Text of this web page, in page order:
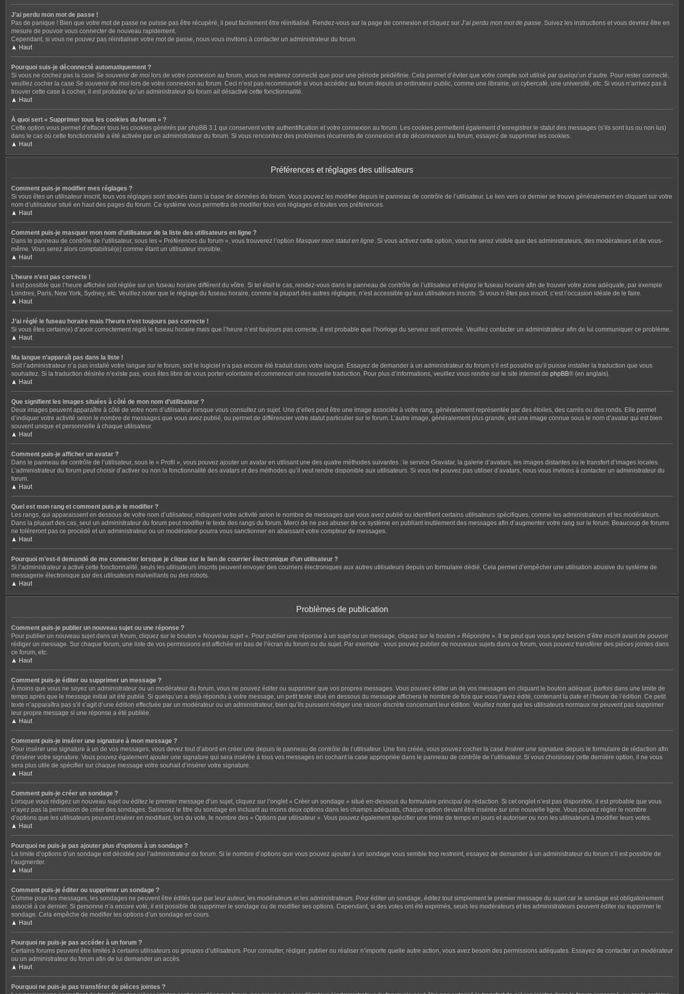
J’ai perdu mon mot de passe !
Pas de panique ! Bien que votre mot de passe ne puisse pas être récupéré, il peut facilement être réinitialisé. Rendez-vous sur la page de connexion et cliquez sur J’ai perdu mon mot de passe. Suivez les instructions et vous devriez être en
mesure de pouvoir vous connecter de nouveau rapidement.
Cependant, si vous ne pouvez pas réinitialiser votre mot de passe, nous vous invitons à contacter un administrateur du forum.
Haut
Pourquoi suis-je déconnecté automatiquement ?
Si vous ne cochez pas la case Se souvenir de moi lors de votre connexion au forum, vous ne resterez connecté que pour une période prédéfinie. Cela permet d’éviter que votre compte soit utilisé par quelqu’un d’autre. Pour rester connecté,
veuillez cocher la case Se souvenir de moi lors de votre connexion au forum. Ceci n’est pas recommandé si vous accédez au forum depuis un ordinateur public, comme une librairie, un cybercafé, une université, etc. Si vous n’arrivez pas à
trouver cette case à cocher, il est probable qu’un administrateur du forum ait désactivé cette fonctionnalité.
Haut
À quoi sert « Supprimer tous les cookies du forum » ?
Cette option vous permet d’effacer tous les cookies générés par phpBB 3.1 qui conservent votre authentification et votre connexion au forum. Les cookies permettent également d’enregistrer le statut des messages (s’ils sont lus ou non lus)
dans le cas où cette fonctionnalité a été activée par un administrateur du forum. Si vous rencontrez des problèmes récurrents de connexion et de déconnexion au forum, essayez de supprimer les cookies.
Haut
Préférences et réglages des utilisateurs
Comment puis-je modifier mes réglages ?
Si vous êtes un utilisateur inscrit, tous vos réglages sont stockés dans la base de données du forum. Vous pouvez les modifier depuis le panneau de contrôle de l’utilisateur. Le lien vers ce dernier se trouve généralement en cliquant sur votre
nom d’utilisateur situé en haut des pages du forum. Ce système vous permettra de modifier tous vos réglages et toutes vos préférences.
Haut
Comment puis-je masquer mon nom d’utilisateur de la liste des utilisateurs en ligne ?
Dans le panneau de contrôle de l’utilisateur, sous les « Préférences du forum », vous trouverez l’option Masquer mon statut en ligne. Si vous activez cette option, vous ne serez visible que des administrateurs, des modérateurs et de vous-
même. Vous serez alors comptabilisé(e) comme étant un utilisateur invisible.
Haut
L’heure n’est pas correcte !
Il est possible que l’heure affichée soit réglée sur un fuseau horaire différent du vôtre. Si tel était le cas, rendez-vous dans le panneau de contrôle de l’utilisateur et réglez le fuseau horaire afin de trouver votre zone adéquate, par exemple
Londres, Paris, New York, Sydney, etc. Veuillez noter que le réglage du fuseau horaire, comme la plupart des autres réglages, n’est accessible qu’aux utilisateurs inscrits. Si vous n’êtes pas inscrit, c’est l’occasion idéale de le faire.
Haut
J’ai réglé le fuseau horaire mais l’heure n’est toujours pas correcte !
Si vous êtes certain(e) d’avoir correctement réglé le fuseau horaire mais que l’heure n’est toujours pas correcte, il est probable que l’horloge du serveur soit erronée. Veuillez contacter un administrateur afin de lui communiquer ce problème.
Haut
Ma langue n’apparaît pas dans la liste !
Soit l’administrateur n’a pas installé votre langue sur le forum, soit le logiciel n’a pas encore été traduit dans votre langue. Essayez de demander à un administrateur du forum s’il est possible qu’il puisse installer la traduction que vous
souhaitez. Si la traduction désirée n’existe pas, vous êtes libre de vous porter volontaire et commencer une nouvelle traduction. Pour plus d’informations, veuillez vous rendre sur le site internet de phpBB® (en anglais).
Haut
Que signifient les images situées à côté de mon nom d’utilisateur ?
Deux images peuvent apparaître à côté de votre nom d’utilisateur lorsque vous consultez un sujet. Une d’elles peut être une image associée à votre rang, généralement représentée par des étoiles, des carrés ou des ronds. Elle permet
d’indiquer votre activité selon le nombre de messages que vous avez publié, ou permet de différencier votre statut particulier sur le forum. L’autre image, généralement plus grande, est une image connue sous le nom d’avatar qui est bien
souvent unique et personnelle à chaque utilisateur.
Haut
Comment puis-je afficher un avatar ?
Dans le panneau de contrôle de l’utilisateur, sous le « Profil », vous pouvez ajouter un avatar en utilisant une des quatre méthodes suivantes : le service Gravatar, la galerie d’avatars, les images distantes ou le transfert d’images locales.
L’administrateur du forum peut choisir d’activer ou non la fonctionnalité des avatars et des méthodes qu’il veut rendre disponible aux utilisateurs. Si vous ne pouvez pas utiliser d’avatars, nous vous invitons à contacter un administrateur du
forum.
Haut
Quel est mon rang et comment puis-je le modifier ?
Les rangs, qui apparaissent en dessous de votre nom d’utilisateur, indiquent votre activité selon le nombre de messages que vous avez publié ou identifient certains utilisateurs spécifiques, comme les administrateurs et les modérateurs.
Dans la plupart des cas, seul un administrateur du forum peut modifier le texte des rangs du forum. Merci de ne pas abuser de ce système en publiant inutilement des messages afin d’augmenter votre rang sur le forum. Beaucoup de forums
ne toléreront pas ce procédé et un administrateur ou un modérateur pourra vous sanctionner en abaissant votre compteur de messages.
Haut
Pourquoi m’est-il demandé de me connecter lorsque je clique sur le lien de courrier électronique d’un utilisateur ?
Si l’administrateur a activé cette fonctionnalité, seuls les utilisateurs inscrits peuvent envoyer des courriers électroniques aux autres utilisateurs depuis un formulaire dédié. Cela permet d’empêcher une utilisation abusive du système de
messagerie électronique par des utilisateurs malveillants ou des robots.
Haut
Problèmes de publication
Comment puis-je publier un nouveau sujet ou une réponse ?
Pour publier un nouveau sujet dans un forum, cliquez sur le bouton « Nouveau sujet ». Pour publier une réponse à un sujet ou un message, cliquez sur le bouton « Répondre ». Il se peut que vous ayez besoin d’être inscrit avant de pouvoir
rédiger un message. Sur chaque forum, une liste de vos permissions est affichée en bas de l’écran du forum ou du sujet. Par exemple : vous pouvez publier de nouveaux sujets dans ce forum, vous pouvez transférer des pièces jointes dans
ce forum, etc.
Haut
Comment puis-je éditer ou supprimer un message ?
À moins que vous ne soyez un administrateur ou un modérateur du forum, vous ne pouvez éditer ou supprimer que vos propres messages. Vous pouvez éditer un de vos messages en cliquant le bouton adéquat, parfois dans une limite de
temps après que le message initial ait été publié. Si quelqu’un a déjà répondu à votre message, un petit texte situé en dessous du message affichera le nombre de fois que vous l’avez édité, contenant la date et l’heure de l’édition. Ce petit
texte n’apparaîtra pas s’il s’agit d’une édition effectuée par un modérateur ou un administrateur, bien qu’ils puissent rédiger une raison discrète concernant leur édition. Veuillez noter que les utilisateurs normaux ne peuvent pas supprimer
leur propre message si une réponse a été publiée.
Haut
Comment puis-je insérer une signature à mon message ?
Pour insérer une signature à un de vos messages, vous devez tout d’abord en créer une depuis le panneau de contrôle de l’utilisateur. Une fois créée, vous pouvez cocher la case Insérer une signature depuis le formulaire de rédaction afin
d’insérer votre signature. Vous pouvez également ajouter une signature qui sera insérée à tous vos messages en cochant la case appropriée dans le panneau de contrôle de l’utilisateur. Si vous choisissez cette dernière option, il ne vous
sera plus utile de spécifier sur chaque message votre souhait d’insérer votre signature.
Haut
Comment puis-je créer un sondage ?
Lorsque vous rédigez un nouveau sujet ou éditez le premier message d’un sujet, cliquez sur l’onglet « Créer un sondage » situé en-dessous du formulaire principal de rédaction. Si cet onglet n’est pas disponible, il est probable que vous
n’ayez pas la permission de créer des sondages. Saisissez le titre du sondage en incluant au moins deux options dans les champs adéquats, chaque option devant être insérée sur une nouvelle ligne. Vous pouvez régler le nombre
d’options que les utilisateurs peuvent insérer en modifiant, lors du vote, le nombre des « Options par utilisateur ». Vous pouvez également spécifier une limite de temps en jours et autoriser ou non les utilisateurs à modifier leurs votes.
Haut
Pourquoi ne puis-je pas ajouter plus d’options à un sondage ?
La limite d’options d’un sondage est décidée par l’administrateur du forum. Si le nombre d’options que vous pouvez ajouter à un sondage vous semble trop restreint, essayez de demander à un administrateur du forum s’il est possible de
l’augmenter.
Haut
Comment puis-je éditer ou supprimer un sondage ?
Comme pour les messages, les sondages ne peuvent être édités que par leur auteur, les modérateurs et les administrateurs. Pour éditer un sondage, éditez tout simplement le premier message du sujet car le sondage est obligatoirement
associé à ce dernier. Si personne n’a encore voté, il est possible de supprimer le sondage ou de modifier ses options. Cependant, si des votes ont été exprimés, seuls les modérateurs et les administrateurs peuvent éditer ou supprimer le
sondage. Cela empêche de modifier les options d’un sondage en cours.
Haut
Pourquoi ne puis-je pas accéder à un forum ?
Certains forums peuvent être limités à certains utilisateurs ou groupes d’utilisateurs. Pour consulter, rédiger, publier ou réaliser n’importe quelle autre action, vous avez besoin des permissions adéquates. Essayez de contacter un modérateur
ou un administrateur du forum afin de lui demander un accès.
Haut
Pourquoi ne puis-je pas transférer de pièces jointes ?